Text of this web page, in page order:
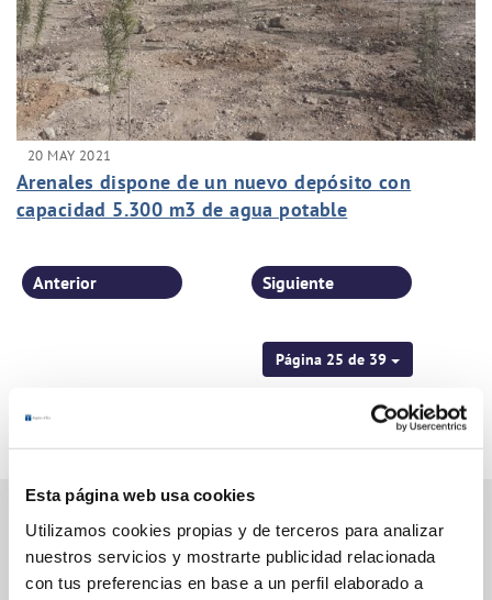
Esta página web usa cookies
Utilizamos cookies propias y de terceros para analizar
nuestros servicios y mostrarte publicidad relacionada
con tus preferencias en base a un perfil elaborado a
20 MAY 2021
Arenales dispone de un nuevo depósito con
capacidad 5.300 m3 de agua potable
Página 25 de 39
Anterior Siguiente
Gestiones Online